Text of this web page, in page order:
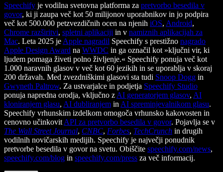
Speechify je vodilna svetovna platforma za pretvorbo besedila v
govor, ki ji zaupa več kot 50 milijonov uporabnikov in jo podpira
več kot 500.000 petzvezdičnih ocen na njenih iOS, Android,
Chrome razširitvi, spletni aplikaciji in v namiznih aplikacijah za
Mac. Leta 2025 je Apple nagradil Speechify s prestižno nagrado
Apple Design Award na WWDC in ga označil kot »ključni vir, ki
ljudem pomaga živeti polno življenje.« Speechify ponuja več kot
1.000 naravnih glasov v več kot 60 jezikih in se uporablja v skoraj
200 državah. Med zvezdniškimi glasovi sta tudi Snoop Dogg in
Gwyneth Paltrow. Za ustvarjalce in podjetja Speechify Studio
ponuja napredna orodja, vključno z AI generatorjem glasov, AI
kloniranjem glasu, AI dubliranjem in AI spreminjevalnikom glasu.
Speechify vrhunskim izdelkom omogoča vrhunsko kakovosten in
cenovno učinkovit API za pretvorbo besedila v govor. Pojavlja se v
The Wall Street Journal, CNBC, Forbes, TechCrunch in drugih
vodilnih novičarskih medijih. Speechify je največji ponudnik
pretvorbe besedila v govor na svetu. Obiščite speechify.com/news,
speechify.com/blog in speechify.com/press za več informacij.